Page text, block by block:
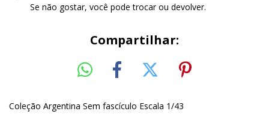
Se não gostar, você pode trocar ou devolver.
Compartilhar:
Coleção Argentina Sem fascículo Escala 1/43